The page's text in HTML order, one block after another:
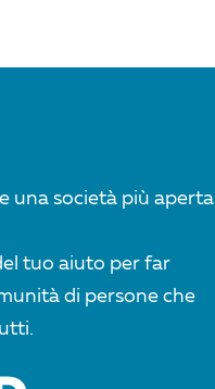
una società più aperta
tuo aiuto per far
di persone che